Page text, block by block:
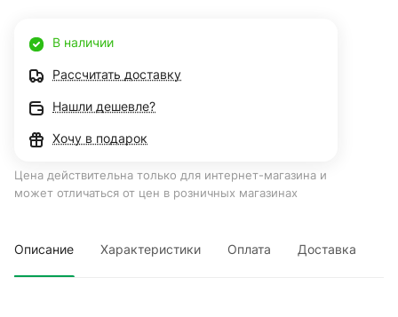
В наличии
Рассчитать доставку
Нашли дешевле?
Хочу в подарок
Цена действительна только для интернет-магазина и
может отличаться от цен в розничных магазинах
Описание Характеристики Оплата Доставка